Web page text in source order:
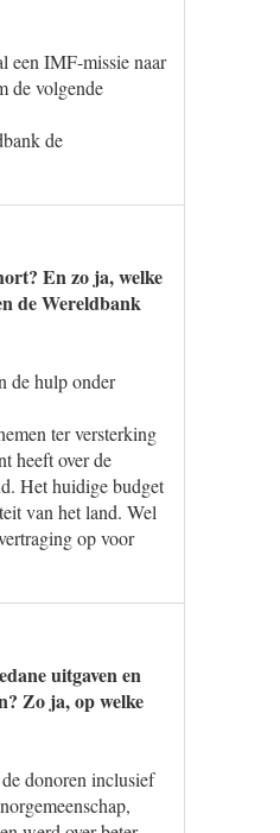
een IMF-missie naar
de volgende
de
En zo ja, welke
de Wereldbank
de hulp onder
ter versterking
heeft over de
Het huidige budget
van het land. Wel
op voor
uitgaven en
Zo ja, op welke
donoren inclusief